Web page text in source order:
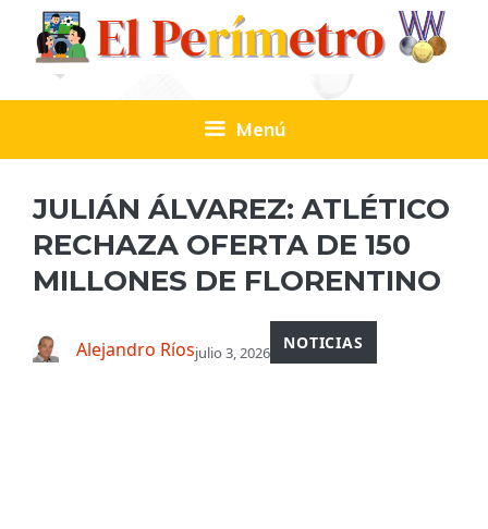
Saltar
contenido
Menú
JULIÁN ÁLVAREZ: ATLÉTICO
RECHAZA OFERTA DE 150
MILLONES DE FLORENTINO
Alejandro Ríosjulio 3, 2026 NOTICIAS